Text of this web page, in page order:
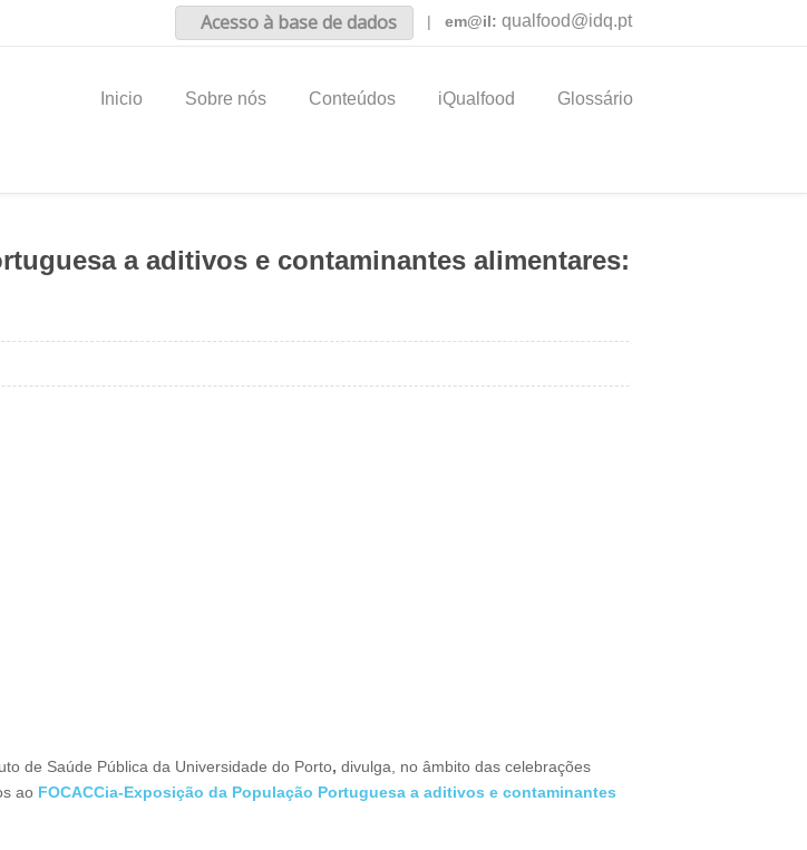
Acesso à base de dados | em@il: qualfood@idq.pt
Inicio Sobre nós Conteúdos iQualfood Glossário
a aditivos e contaminantes alimentares:
de Saúde Pública da Universidade do Porto, divulga, no âmbito das celebrações
ao FOCACCia-Exposição da População Portuguesa a aditivos e contaminantes